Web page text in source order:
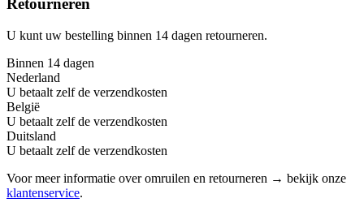
Retourneren
U kunt uw bestelling binnen 14 dagen retourneren.
Binnen 14 dagen
Nederland
U betaalt zelf de verzendkosten
België
U betaalt zelf de verzendkosten
Duitsland
U betaalt zelf de verzendkosten
Voor meer informatie over omruilen en retourneren → bekijk onze
klantenservice.